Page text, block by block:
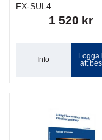
FX-SUL4
1 520 kr
Info
att